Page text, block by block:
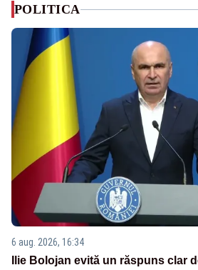
POLITICA
6 aug. 2026, 16:34
Ilie Bolojan evită un răspuns clar